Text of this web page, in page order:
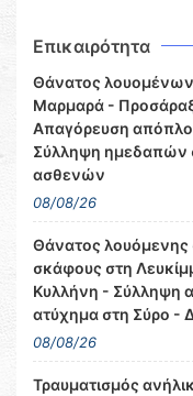
Επικαιρότητα
Θάνατος
Μαρμαρά -
Απαγόρευση
Σύλληψη ημεδαπών
ασθενών
08/08/26
Θάνατος
σκάφους στη
Κυλλήνη - Σύλληψη
ατύχημα στη Σύρο -
08/08/26
Τραυματισμός